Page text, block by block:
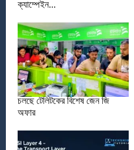
ক্যাম্পেইন...
চলছে টেলিটকের বিশেষ জেন জি
অফার